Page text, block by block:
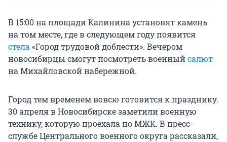
В 15:00 на площади Калинина установят камень
на том месте, где в следующем году появится
стела«Город трудовой доблести». Вечером
новосибирцы смогут посмотреть военныйсалют
на Михайловской набережной.
Город тем временем вовсю готовится к празднику.
30 апреля в Новосибирске заметили военную
технику, которую проехала по МЖК. В пресс-
службе Центрального военного округа рассказали,